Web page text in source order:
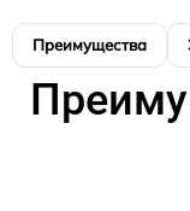
Преимущества